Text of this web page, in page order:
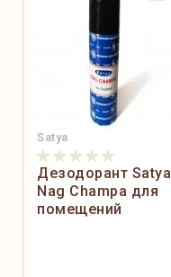
Satya
Дезодорант Satya
Nag Champa для
помещений